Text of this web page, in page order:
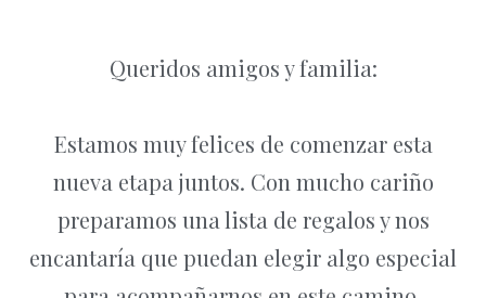
Queridos amigos y familia:
Estamos muy felices de comenzar esta
nueva etapa juntos. Con mucho cariño
preparamos una lista de regalos y nos
encantaría que puedan elegir algo especial